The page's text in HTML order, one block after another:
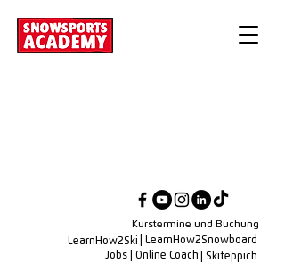
Kurstermine und Buchung
LearnHow2Ski
Jobs
| Skiteppich
| Online Coach
| LearnHow2Snowboard